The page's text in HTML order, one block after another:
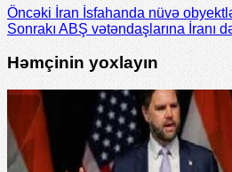
Öncəki İran İsfahanda nüvə
SonrakıABŞ vətəndaşlarına İranı
Həmçinin yoxlayın